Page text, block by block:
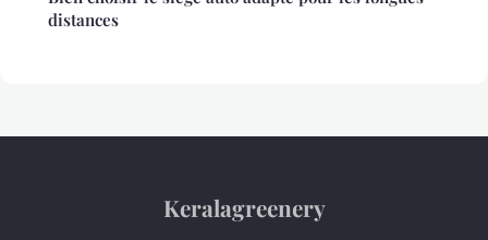
distances
Keralagreenery